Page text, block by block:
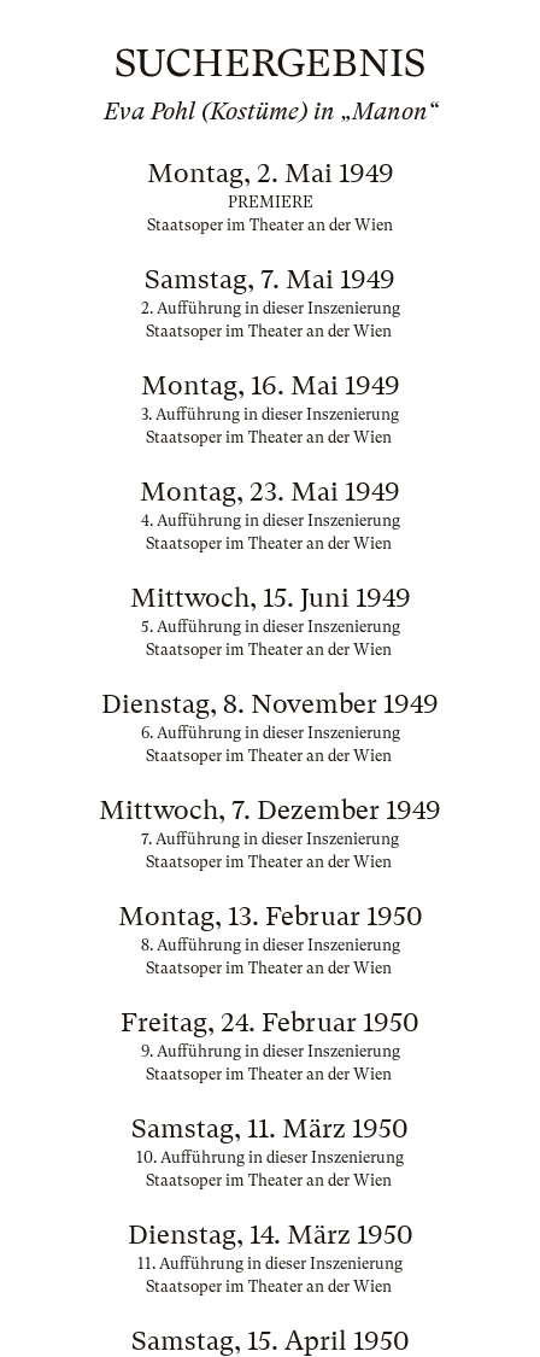
SUCHERGEBNIS
Eva Pohl (Kostüme) in „Manon“
Montag, 2. Mai 1949
PREMIERE
Staatsoper im Theater an der Wien
Samstag, 7. Mai 1949
2. Aufführung in dieser Inszenierung
Staatsoper im Theater an der Wien
Montag, 16. Mai 1949
3. Aufführung in dieser Inszenierung
Staatsoper im Theater an der Wien
Montag, 23. Mai 1949
4. Aufführung in dieser Inszenierung
Staatsoper im Theater an der Wien
Mittwoch, 15. Juni 1949
5. Aufführung in dieser Inszenierung
Staatsoper im Theater an der Wien
Dienstag, 8. November 1949
6. Aufführung in dieser Inszenierung
Staatsoper im Theater an der Wien
Mittwoch, 7. Dezember 1949
7. Aufführung in dieser Inszenierung
Staatsoper im Theater an der Wien
Montag, 13. Februar 1950
8. Aufführung in dieser Inszenierung
Staatsoper im Theater an der Wien
Freitag, 24. Februar 1950
9. Aufführung in dieser Inszenierung
Staatsoper im Theater an der Wien
Samstag, 11. März 1950
10. Aufführung in dieser Inszenierung
Staatsoper im Theater an der Wien
Dienstag, 14. März 1950
11. Aufführung in dieser Inszenierung
Staatsoper im Theater an der Wien
Samstag, 15. April 1950